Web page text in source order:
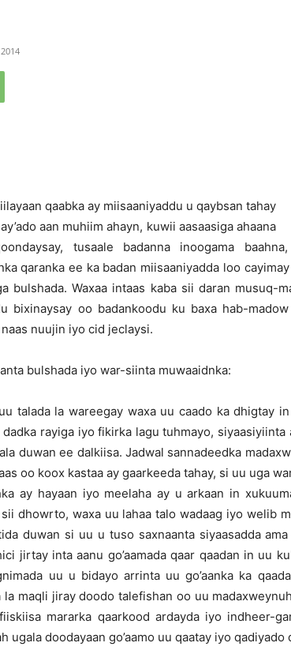
qaabka ay miisaaniyaddu u qaybsan tahay
aan muhiim ahayn, kuwii aasaasiga ahaana
tusaale badanna inoogama
qaranka ee ka badan miisaaniyadda loo
bulshada. Waxaa intaas kaba sii daran musuq-
bixinaysay oo badankoodu ku baxa hab-
nuujin iyo cid jeclaysi.
bulshada iyo war-siinta muwaaidnka:
talada la wareegay waxa uu caado ka dhigtay
rayiga iyo fikirka lagu tuhmayo, siyaasiyiinta
duwan ee dalkiisa. Jadwal sannadeedka
oo koox kastaa ay gaarkeeda tahay, si uu uga
ay hayaan iyo meelaha ay u arkaan in
dhowrto, waxa uu lahaa talo wadaag iyo welib
duwan si uu u tuso saxnaanta siyaasadda ama
jirtay inta aanu go’aamada qaar qaadan in uu
uu u bidayo arrinta uu go’aanka ka
la maqli jiray doodo talefishan oo uu
mararka qaarkood ardayda iyo indheer-
ugala doodayaan go’aamo uu qaatay iyo qadiyado